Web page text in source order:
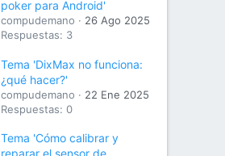
poker para Android'
compudemano
26 Ago 2025
Respuestas: 3
Tema 'DixMax no funciona:
¿qué hacer?'
compudemano
22 Ene 2025
Respuestas: 0
Tema 'Cómo calibrar y